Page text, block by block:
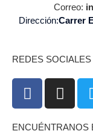
Correo:
Dirección:Carrer
REDES SOCIALES
ENCUÉNTRANOS